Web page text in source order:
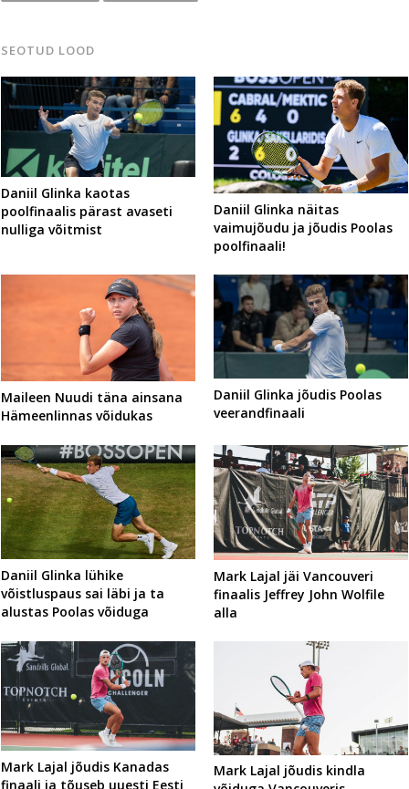
SEOTUD LOOD
Daniil Glinka kaotas
poolfinaalis pärast avaseti
nulliga võitmist
Daniil Glinka näitas
vaimujõudu ja jõudis Poolas
poolfinaali!
Maileen Nuudi täna ainsana
Hämeenlinnas võidukas
Daniil Glinka jõudis Poolas
veerandfinaali
Daniil Glinka lühike
võistluspaus sai läbi ja ta
alustas Poolas võiduga
Mark Lajal jäi Vancouveri
finaalis Jeffrey John Wolfile
alla
Mark Lajal jõudis Kanadas
finaali ja tõuseb uuesti Eesti
Mark Lajal jõudis kindla